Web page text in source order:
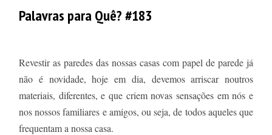
Palavras para Quê? #183
Revestir as paredes das nossas casas com papel de parede já
não é novidade, hoje em dia, devemos arriscar noutros
materiais, diferentes, e que criem novas sensações em nós e
nos nossos familiares e amigos, ou seja, de todos aqueles que
frequentam a nossa casa.